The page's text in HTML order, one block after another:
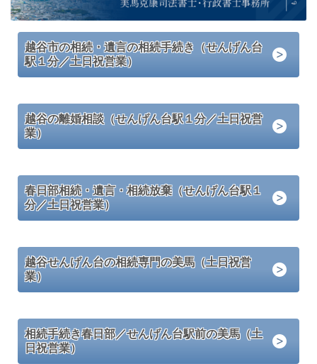
越谷市の相続・遺言の相続手続き（せんげん台
駅１分／土日祝営業）
越谷の離婚相談（せんげん台駅１分／土日祝営
業）
春日部相続・遺言・相続放棄（せんげん台駅１
分／土日祝営業）
越谷せんげん台の相続専門の美馬（土日祝営
業）
相続手続き春日部／せんげん台駅前の美馬（土
日祝営業）